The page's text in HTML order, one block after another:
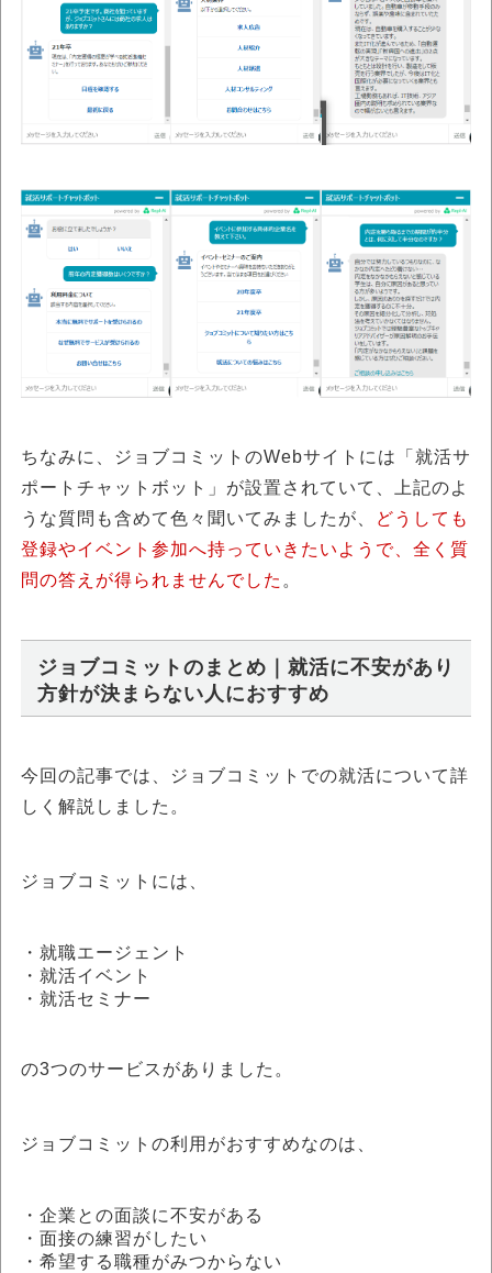
ちなみに、ジョブコミットのWebサイトには「就活サ
ポートチャットボット」が設置されていて、上記のよ
うな質問も含めて色々聞いてみましたが、
どうしても
登録やイベント参加へ持っていきたいようで、全く質
問の答えが得られませんでした 。
ジョブコミットのまとめ｜就活に不安があり
方針が決まらない人におすすめ
今回の記事では、ジョブコミットでの就活について詳
しく解説しました。
ジョブコミットには、
・就職エージェント
・就活イベント
・就活セミナー
の3つのサービスがありました。
ジョブコミットの利用がおすすめなのは、
・企業との面談に不安がある
・面接の練習がしたい
・希望する職種がみつからない